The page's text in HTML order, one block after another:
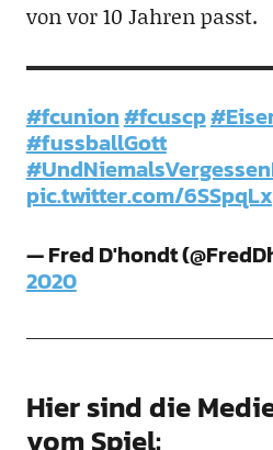
von vor 10 Jahren passt.
#fcunion#fcuscp
#fussballGott
pic.twitter.com/
— Fred D'hondt
2020
Hier sind die
vom Spiel: